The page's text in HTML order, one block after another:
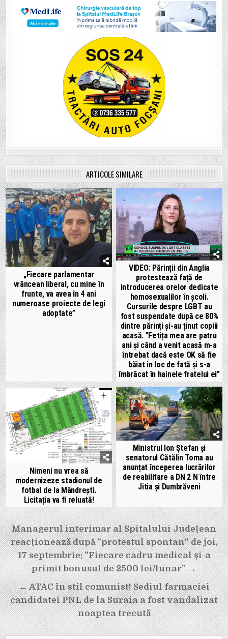
ARTICOLE SIMILARE
„Fiecare parlamentar
vrâncean liberal, cu mine în
frunte, va avea în 4 ani
numeroase proiecte de legi
adoptate”
VIDEO: Părinții din Anglia
protestează față de
introducerea orelor dedicate
homosexualilor în școli.
Cursurile despre LGBT au
fost suspendate după ce 80%
dintre părinți și-au ținut copiii
acasă. ”Fetița mea are patru
ani și când a venit acasă m-a
întrebat dacă este OK să fie
băiat în loc de fată și s-a
îmbrăcat în hainele fratelui ei”
Nimeni nu vrea să
modernizeze stadionul de
fotbal de la Mândrești.
Licitația va fi reluată!
Ministrul Ion Ștefan și
senatorul Cătălin Toma au
anunțat începerea lucrărilor
de reabilitare a DN 2 N între
Jitia și Dumbrăveni
Navigare
în
articole
Managerul interimar al Spitalului Județean
reacționează după ”protestul spontan” de joi,
17 septembrie: ”Fiecare cadru medical și-a
primit bonusul de 2500 lei/lunar” →
← ATAC în stil comunist! Sediul farmaciei
candidatei PNL de la Suraia a fost vandalizat
noaptea trecută